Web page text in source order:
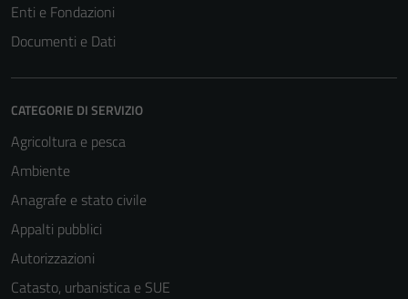
Enti e Fondazioni
Documenti e Dati
CATEGORIE DI SERVIZIO
Agricoltura e pesca
Ambiente
Anagrafe e stato civile
Appalti pubblici
Autorizzazioni
Catasto, urbanistica e SUE